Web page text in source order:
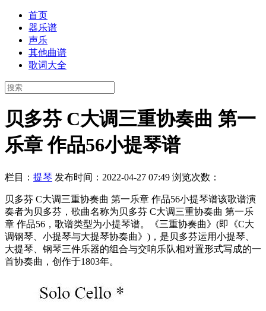
首页
器乐谱
声乐
其他曲谱
歌词大全
贝多芬 C大调三重协奏曲 第一
乐章 作品56小提琴谱
栏目： 提琴 发布时间：2022-04-27 07:49 浏览次数：
贝多芬 C大调三重协奏曲 第一乐章 作品56小提琴谱该歌谱演
奏者为贝多芬，歌曲名称为贝多芬 C大调三重协奏曲 第一乐
章 作品56，歌谱类型为小提琴谱。《三重协奏曲》(即《C大
调钢琴、小提琴与大提琴协奏曲》)，是贝多芬运用小提琴、
大提琴、钢琴三件乐器的组合与交响乐队相对置形式写成的一
首协奏曲，创作于1803年。